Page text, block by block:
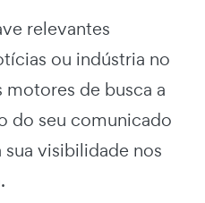
relevantes
ou indústria no
motores de busca a
do seu comunicado
visibilidade nos